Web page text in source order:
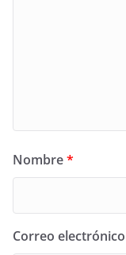
Nombre*
Correo electrónico